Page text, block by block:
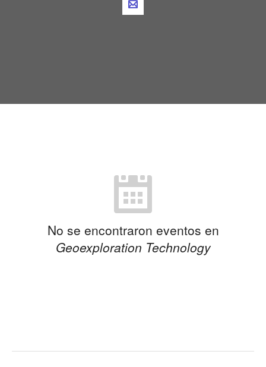
No se encontraron eventos en
Geoexploration Technology